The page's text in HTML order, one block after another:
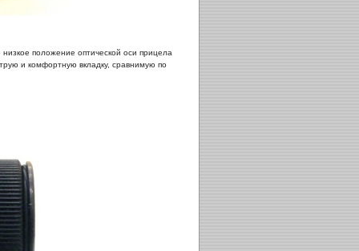
положение оптической оси прицела
и комфортную вкладку, сравнимую по